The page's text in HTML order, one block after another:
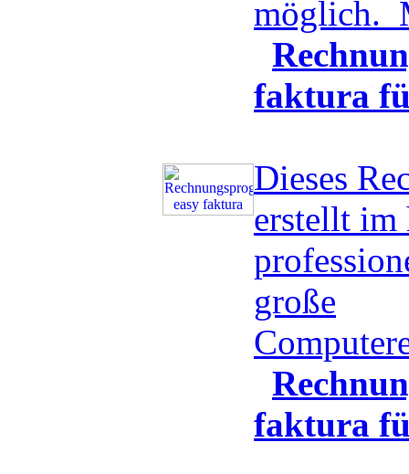
möglich.
faktura
Dieses
erstellt im
große
faktura